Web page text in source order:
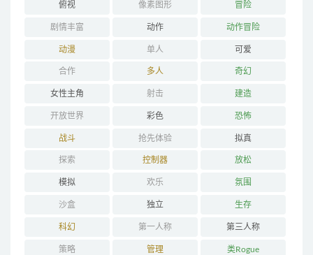
俯视 像素图形 冒险
剧情丰富 动作 动作冒险
动漫 单人 可爱
合作 多人 奇幻
女性主角 射击 建造
开放世界 彩色 恐怖
战斗 抢先体验 拟真
探索 控制器 放松
模拟 欢乐 氛围
沙盒 独立 生存
科幻 第一人称 第三人称
策略 管理 类Rogue